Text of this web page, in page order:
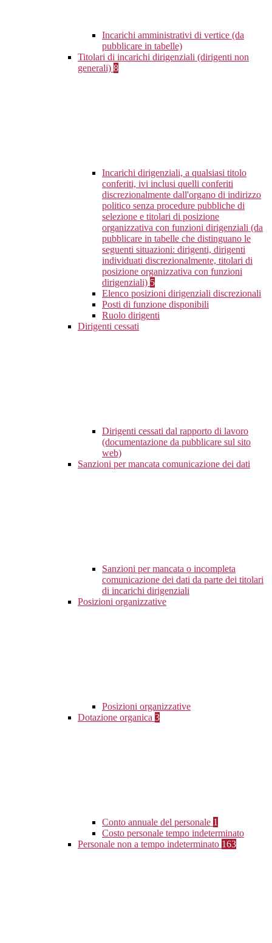
Incarichi amministrativi di vertice (da
pubblicare in tabelle)
Titolari di incarichi dirigenziali (dirigenti non
generali) 8
Incarichi dirigenziali, a qualsiasi titolo
conferiti, ivi inclusi quelli conferiti
discrezionalmente dall'organo di indirizzo
politico senza procedure pubbliche di
selezione e titolari di posizione
organizzativa con funzioni dirigenziali (da
pubblicare in tabelle che distinguano le
seguenti situazioni: dirigenti, dirigenti
individuati discrezionalmente, titolari di
posizione organizzativa con funzioni
dirigenziali) 5
Elenco posizioni dirigenziali discrezionali
Posti di funzione disponibili
Ruolo dirigenti
Dirigenti cessati
Dirigenti cessati dal rapporto di lavoro
(documentazione da pubblicare sul sito
web)
Sanzioni per mancata comunicazione dei dati
Sanzioni per mancata o incompleta
comunicazione dei dati da parte dei titolari
di incarichi dirigenziali
Posizioni organizzative
Posizioni organizzative
Dotazione organica 3
Conto annuale del personale 1
Costo personale tempo indeterminato
Personale non a tempo indeterminato 163